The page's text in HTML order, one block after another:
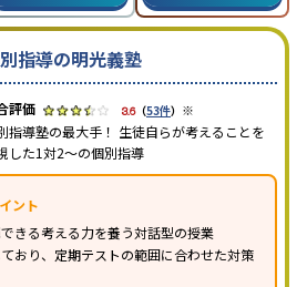
指導の明光義塾
3.6（53件） ※
指導塾の最大手！ 生徒自らが考えることを
した1対2〜の個別指導
ント
きる考える力を養う対話型の授業
おり、定期テストの範囲に合わせた対策